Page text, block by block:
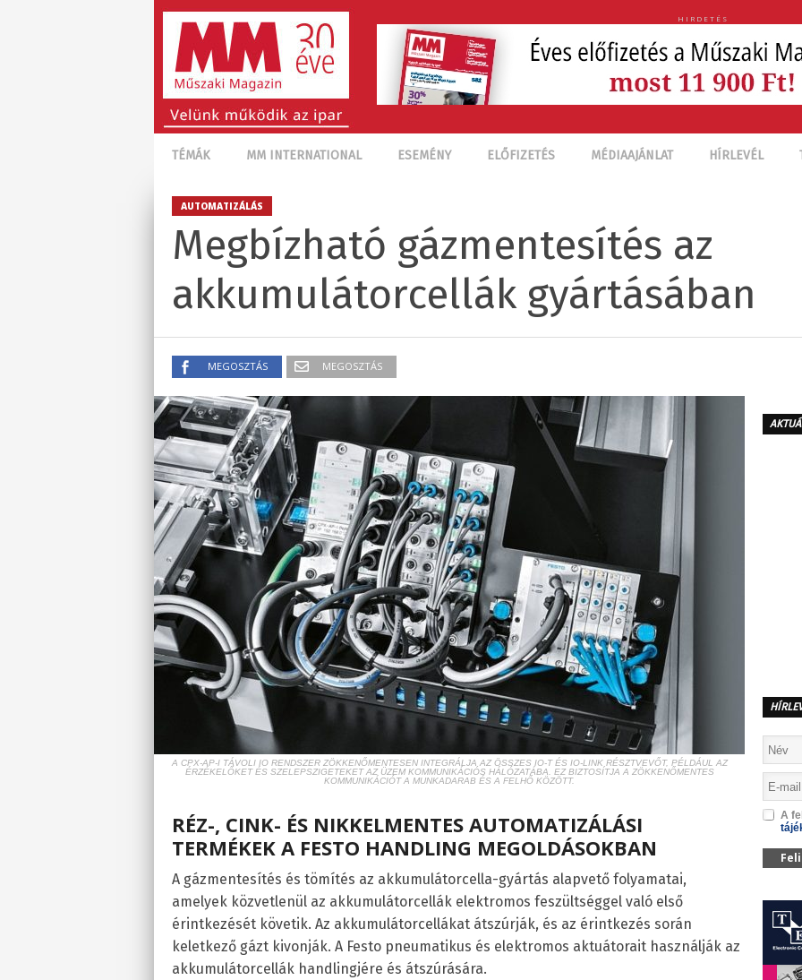
HIRDETÉS
TÉMÁK MM INTERNATIONAL ESEMÉNY ELŐFIZETÉS MÉDIAAJÁNLAT HÍRLEVÉL
AUTOMATIZÁLÁS
Megbízható gázmentesítés az
akkumulátorcellák gyártásában
MEGOSZTÁS MEGOSZTÁS
A CPX-AP-I TÁVOLI IO RENDSZER ZÖKKENŐMENTESEN INTEGRÁLJA AZ ÖSSZES IO-T ÉS IO-LINK RÉSZTVEVŐT, PÉLDÁUL AZ
ÉRZÉKELŐKET ÉS SZELEPSZIGETEKET AZ ÜZEM KOMMUNIKÁCIÓS HÁLÓZATÁBA. EZ BIZTOSÍTJA A ZÖKKENŐMENTES
KOMMUNIKÁCIÓT A MUNKADARAB ÉS A FELHŐ KÖZÖTT.
RÉZ-, CINK- ÉS NIKKELMENTES AUTOMATIZÁLÁSI
TERMÉKEK A FESTO HANDLING MEGOLDÁSOKBAN
A gázmentesítés és tömítés az akkumulátorcella-gyártás alapvető folyamatai,
amelyek közvetlenül az akkumulátorcellák elektromos feszültséggel való első
érintkezését követik. Az akkumulátorcellákat átszúrják, és az érintkezés során
keletkező gázt kivonják. A Festo pneumatikus és elektromos aktuátorait használják az
akkumulátorcellák handlingjére és átszúrására.
A